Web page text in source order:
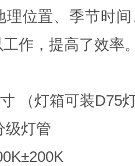
理位置、季节时
作，提高了效率
（灯箱可装D75
级灯管